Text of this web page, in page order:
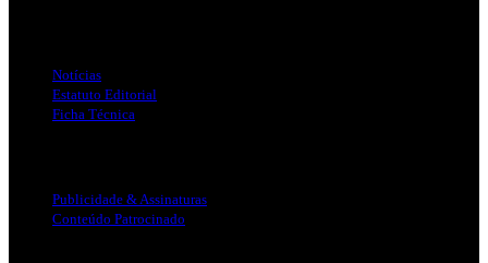
Notícias
Estatuto Editorial
Ficha Técnica
Publicidade & Assinaturas
Conteúdo Patrocinado